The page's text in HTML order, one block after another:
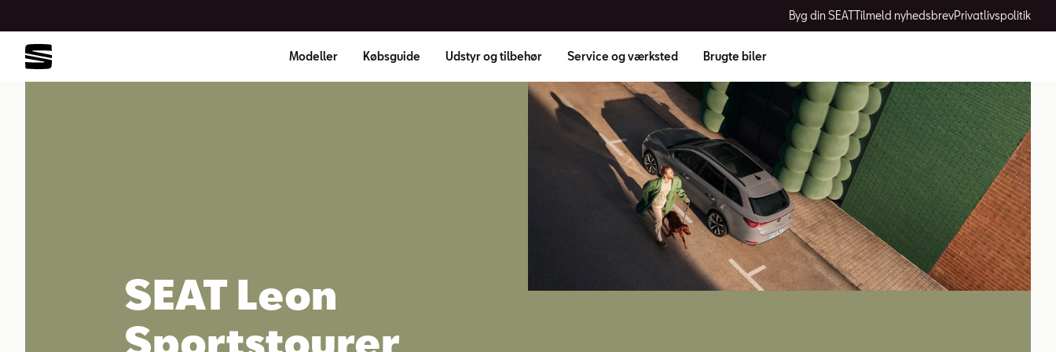
Byg din SEATTilmeld nyhedsbrevPrivatlivspolitik
Modeller Købsguide Udstyr og tilbehør Service og værksted Brugte biler
SEAT Leon
Sportstourer